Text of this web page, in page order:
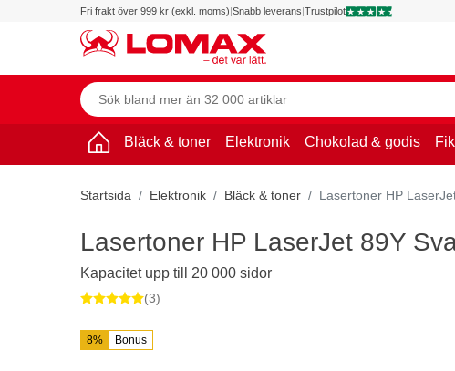
Fri frakt över 999 kr (exkl. moms)|Snabb leverans|Trustpilot
Bläck & toner Elektronik Chokolad & godis
Startsida Elektronik Bläck & toner Lasertoner HP
8% Bonus
Lasertoner HP LaserJet 89Y
Kapacitet upp till 20 000 sidor
(3)